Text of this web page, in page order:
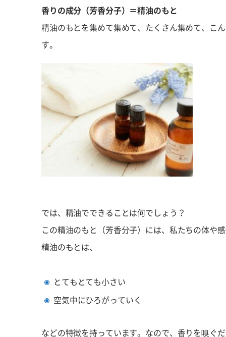
香りの成分（芳香分子）＝精油のもと
精油のもとを集めて集めて、たくさん集めて、こ
す。
では、精油でできることは何でしょう？
この精油のもと（芳香分子）には、私たちの体や
精油のもとは、
とてもとても小さい
空気中にひろがっていく
などの特徴を持っています。なので、香りを嗅ぐ